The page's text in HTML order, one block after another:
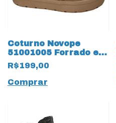
Coturno Novope
51001005 Forrado em
La 19466 Caramelo
R$199,00
Comprar